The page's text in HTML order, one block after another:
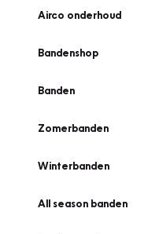
Airco onderhoud
Bandenshop
Banden
Zomerbanden
Winterbanden
All season banden